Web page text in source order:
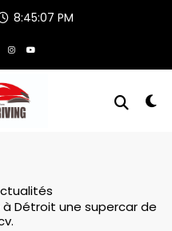
8:45:08 PM
à Détroit une supercar de